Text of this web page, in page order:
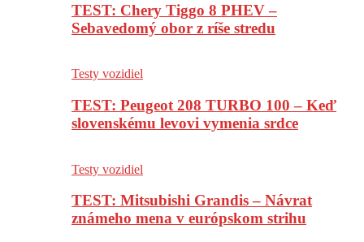
TEST: Chery Tiggo 8 PHEV –
Sebavedomý obor z ríše stredu
Testy vozidiel
TEST: Peugeot 208 TURBO 100 – Keď
slovenskému levovi vymenia srdce
Testy vozidiel
TEST: Mitsubishi Grandis – Návrat
známeho mena v európskom strihu